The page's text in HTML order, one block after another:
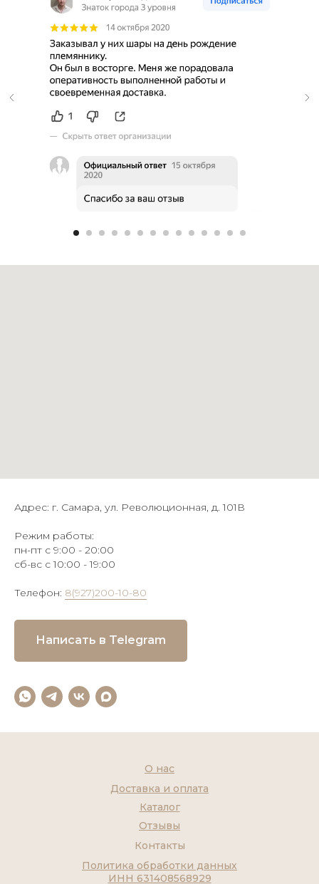
Адрес: г. Самара, ул. Революционная, д. 101В
Режим работы:
пн-пт с 9:00 - 20:00
сб-вс с 10:00 - 19:00
Телефон: 8(927)200-10-80
Написать в Telegram
Контакты
Каталог
О нас
Доставка и оплата
Отзывы
Политика обработки данных
ИНН 631408568929